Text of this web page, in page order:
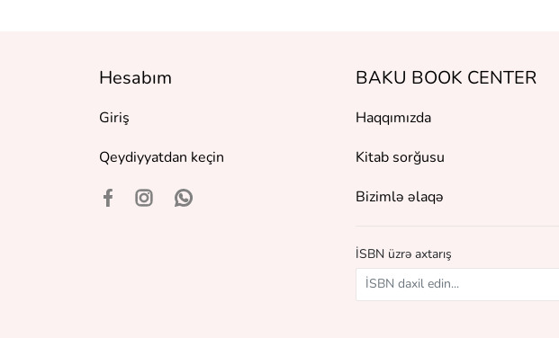
Hesabım
Giriş
Qeydiyyatdan keçin
BAKU BOOK CENTER
Haqqımızda
Kitab sorğusu
Bizimlə əlaqə
İSBN üzrə axtarış